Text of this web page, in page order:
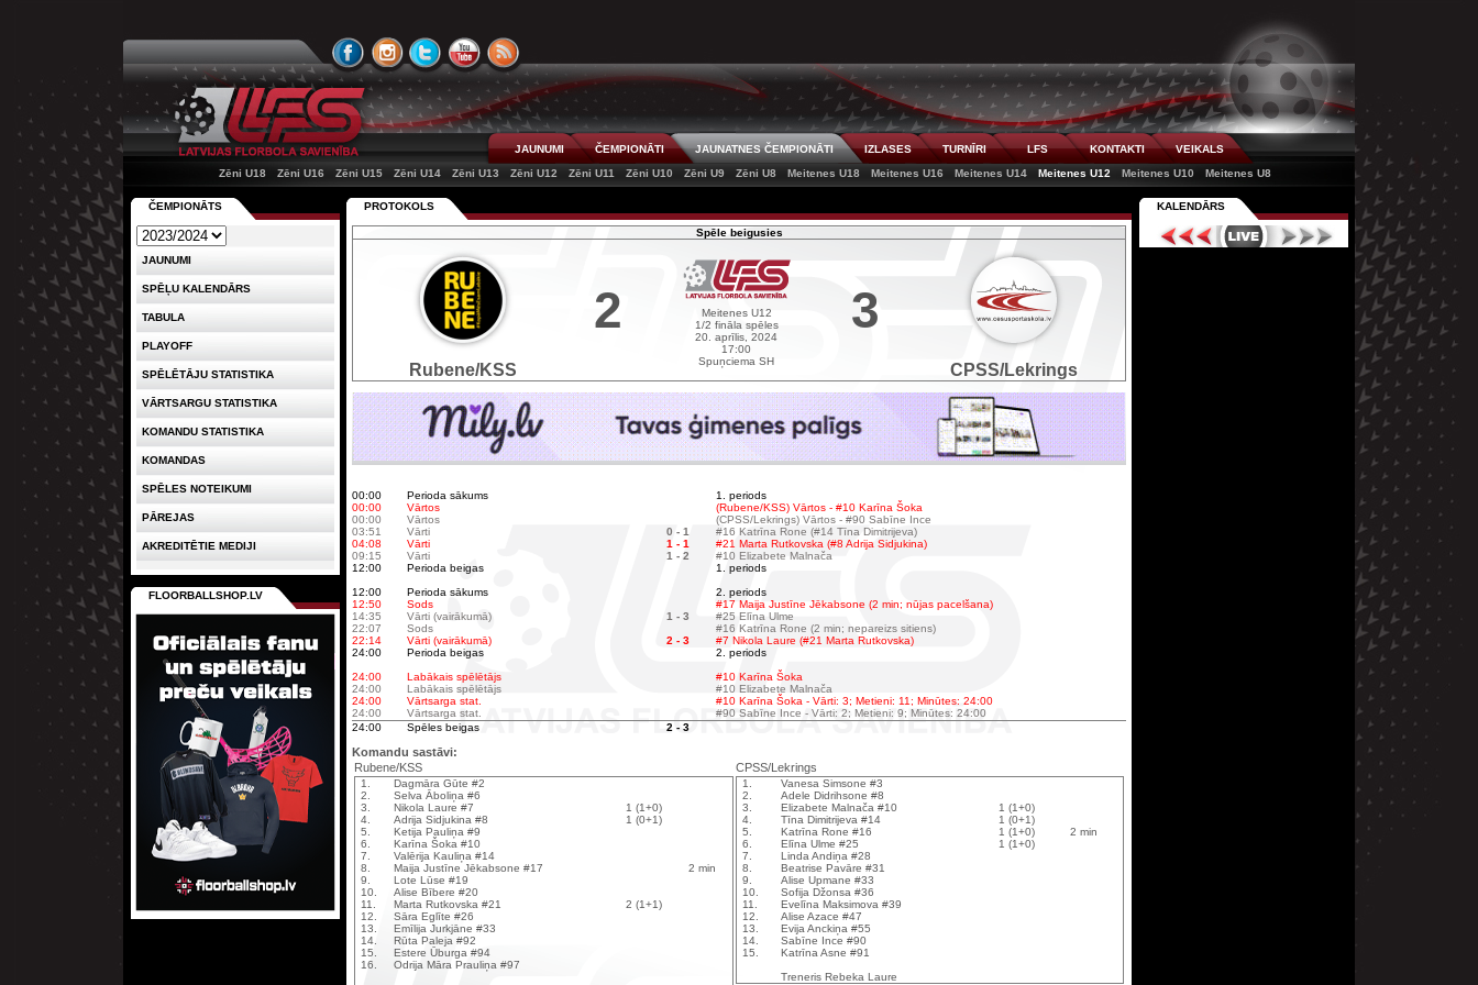
JAUNUMI ČEMPIONĀTI JAUNATNES ČEMPIONĀTI IZLASES TURNĪRI LFS KONTAKTI
VEIKALS
Zēni U18
Zēni U16 Zēni U15 Zēni U14 Zēni U13 Zēni U12 Zēni U11 Zēni U10 Zēni U9 Zēni U8 Meitenes U18 Meitenes U16 Meitenes U14 Meitenes U12 Meitenes U10 Meitenes U8
PROTOKOLS
Spēle beigusies
Rubene/KSS
2
Meitenes U12
1/2 fināla spēles
20. aprīlis, 2024
17:00
Spuņciema SH
3
CPSS/Lekrings
00:00 Perioda sākums
1. periods
00:00
Vārtos
(Rubene/KSS) Vārtos - #10 Karīna Šoka
00:00
Vārtos
(CPSS/Lekrings) Vārtos - #90 Sabīne Ince
03:51
Vārti 0 - 1
#16 Katrīna Rone (#14 Tīna Dimitrijeva)
04:08
Vārti 1 - 1
#21 Marta Rutkovska (#8 Adrija Sidjukina)
09:15
Vārti 1 - 2
#10 Elizabete Malnača
12:00
Perioda beigas
1. periods
12:00
Perioda sākums
2. periods
12:50
Sods
#17 Maija Justīne Jēkabsone (2 min; nūjas pacelšana)
14:35
Vārti (vairākumā) 1 - 3
#25 Elīna Ulme
22:07
Sods
#16 Katrīna Rone (2 min; nepareizs sitiens)
22:14
Vārti (vairākumā) 2 - 3
#7 Nikola Laure (#21 Marta Rutkovska)
24:00
Perioda beigas
2. periods
24:00
Labākais spēlētājs
#10 Karīna Šoka
24:00
Labākais spēlētājs
#10 Elizabete Malnača
24:00
Vārtsarga stat.
#10 Karīna Šoka - Vārti: 3; Metieni: 11; Minūtes: 24:00
24:00
Vārtsarga stat.
#90 Sabīne Ince - Vārti: 2; Metieni: 9; Minūtes: 24:00
24:00
Spēles beigas 2 - 3
Komandu sastāvi:
Rubene/KSS
CPSS/Lekrings
1.
Dagmāra Gūte #2
2.
Selva Āboliņa #6
3.
Nikola Laure #7
1 (1+0)
4.
Adrija Sidjukina #8
1 (0+1)
5.
Ketija Pauliņa #9
6.
Karīna Šoka #10
7.
Valērija Kauliņa #14
8.
Maija Justīne Jēkabsone #17
2 min
9.
Lote Lūse #19
10.
Alise Bībere #20
11.
Marta Rutkovska #21
2 (1+1)
12.
Sāra Eglīte #26
13.
Emīlija Jurkjāne #33
14.
Rūta Paleja #92
15.
Estere Ūburga #94
16.
Odrija Māra Prauliņa #97
1.
Vanesa Simsone #3
2.
Adele Didrihsone #8
3.
Elizabete Malnača #10
1 (1+0)
4.
Tīna Dimitrijeva #14
1 (0+1)
5.
Katrīna Rone #16 1 (1+0)
2 min
6.
Elīna Ulme #25
1 (1+0)
7.
Linda Andiņa #28
8.
Beatrise Pavāre #31
9.
Alise Upmane #33
10.
Sofija Džonsa #36
11.
Evelīna Maksimova #39
12.
Alise Azace #47
13.
Evija Anckiņa #55
14.
Sabīne Ince #90
15.
Katrīna Asne #91
Treneris Rebeka Laure
ČEMPIONĀTS
JAUNUMI
SPĒĻU KALENDĀRS
TABULA
PLAYOFF
SPĒLĒTĀJU STATISTIKA
VĀRTSARGU STATISTIKA
KOMANDU STATISTIKA
KOMANDAS
SPĒLES NOTEIKUMI
PĀREJAS
AKREDITĒTIE MEDIJI
FLOORBALLSHOP.LV
KALENDĀRS